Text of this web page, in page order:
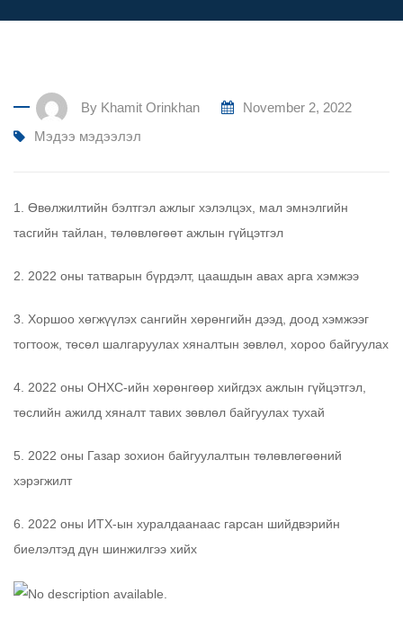
By Khamit Orinkhan
November 2, 2022
Мэдээ мэдээлэл
1. Өвөлжилтийн бэлтгэл ажлыг хэлэлцэх, мал эмнэлгийн
тасгийн тайлан, төлөвлөгөөт ажлын гүйцэтгэл
2. 2022 оны татварын бүрдэлт, цаашдын авах арга хэмжээ
3. Хоршоо хөгжүүлэх сангийн хөрөнгийн дээд, доод хэмжээг
тогтоож, төсөл шалгаруулах хяналтын зөвлөл, хороо байгуулах
4. 2022 оны ОНХС-ийн хөрөнгөөр хийгдэх ажлын гүйцэтгэл,
төслийн ажилд хяналт тавих зөвлөл байгуулах тухай
5. 2022 оны Газар зохион байгуулалтын төлөвлөгөөний
хэрэгжилт
6. 2022 оны ИТХ-ын хуралдаанаас гарсан шийдвэрийн
биелэлтэд дүн шинжилгээ хийх